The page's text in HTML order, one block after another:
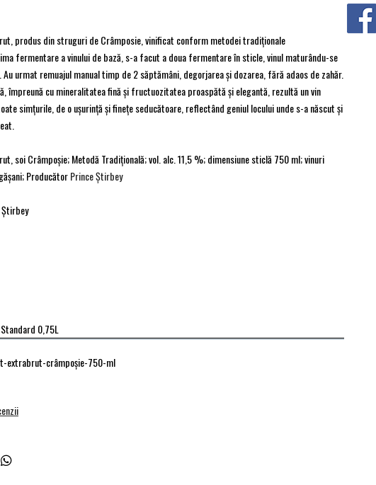
produs din struguri de Crâmposie, vinificat conform metodei tradiţionale
fermentare a vinului de bază, s-a facut a doua fermentare în sticle, vinul maturându-se
urmat remuajul manual timp de 2 săptămâni, degorjarea şi dozarea, fără adaos de zahăr.
împreună cu mineralitatea fină şi fructuozitatea proaspătă şi elegantă, rezultă un vin
simţurile, de o uşurinţă şi fineţe seducătoare, reflectând geniul locului unde s-a născut şi
soi Crâmpoşie; Metodă Tradiţională; vol. alc. 11,5 %; dimensiune sticlă 750 ml; vinuri
ProducătorPrince Ştirbey
Standard 0,75L
extrabrut-crâmpoşie-750-ml